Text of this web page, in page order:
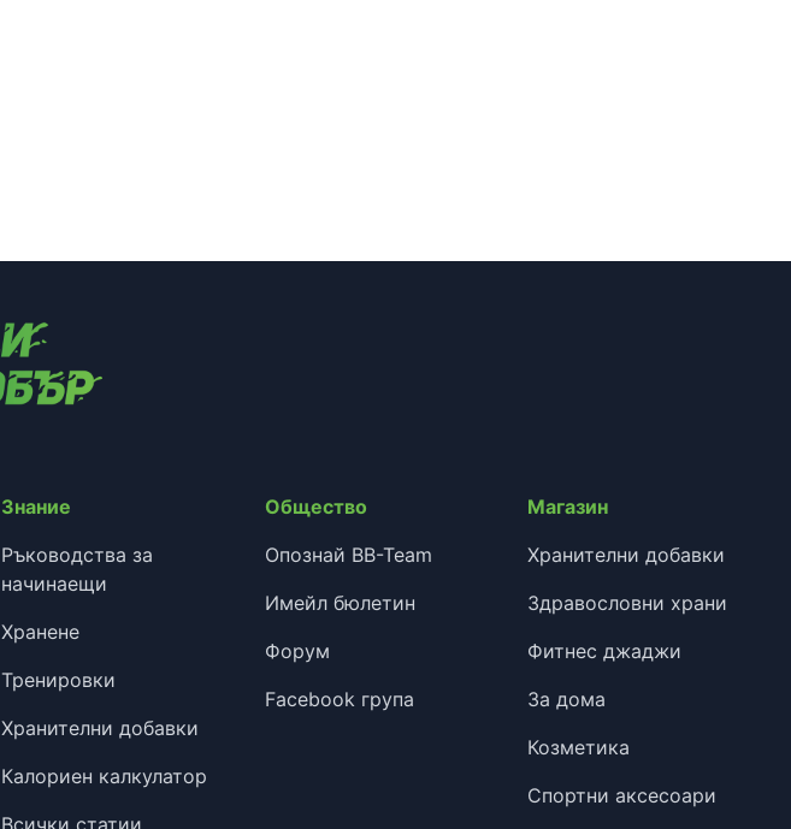
Знание
Ръководства за
начинаещи
Хранене
Тренировки
Хранителни добавки
Калориен калкулатор
Всички статии
Общество
Опознай BB-Team
Имейл бюлетин
Форум
Facebook група
Магазин
Хранителни добавки
Здравословни храни
Фитнес джаджи
За дома
Козметика
Спортни аксесоари